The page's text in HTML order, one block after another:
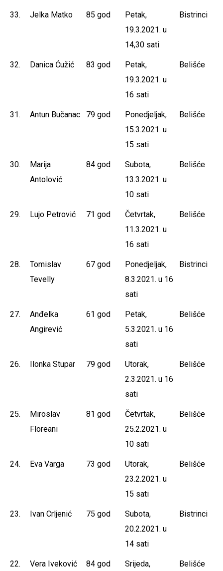
33. Jelka Matko 85 god
Petak,
19.3.2021. u
14,30 sati
Bistrinci
32. Danica Ćužić 83 god
Petak,
19.3.2021. u
16 sati
Belišće
31. Antun Bučanac 79 god
Ponedjeljak,
15.3.2021. u
15 sati
Belišće
30.
Marija
Antolović
84 god
Subota,
13.3.2021. u
10 sati
Belišće
29. Lujo Petrović 71 god
Četvrtak,
11.3.2021. u
16 sati
Belišće
28.
Tomislav
Tevelly
67 god
Ponedjeljak,
8.3.2021. u 16
sati
Bistrinci
27.
Anđelka
Angirević
61 god
Petak,
5.3.2021. u 16
sati
Belišće
26. Ilonka Stupar 79 god
Utorak,
2.3.2021. u 16
sati
Belišće
25.
Miroslav
Floreani
81 god
Četvrtak,
25.2.2021. u
10 sati
Belišće
24. Eva Varga 73 god
Utorak,
23.2.2021. u
15 sati
Belišće
23. Ivan Crljenić 75 god
Subota,
20.2.2021. u
14 sati
Bistrinci
22. Vera Iveković 84 god Srijeda, Belišće